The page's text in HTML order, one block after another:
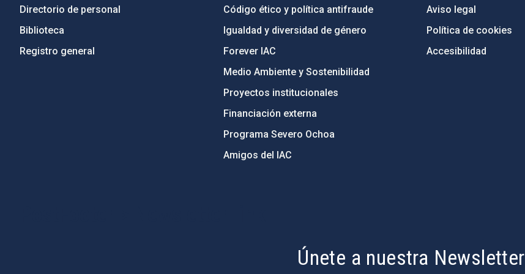
Directorio de personal
Biblioteca
Registro general
Código ético y política antifraude
Igualdad y diversidad de género
Forever IAC
Medio Ambiente y Sostenibilidad
Proyectos institucionales
Financiación externa
Programa Severo Ochoa
Amigos del IAC
Aviso legal
Política de cookies
Accesibilidad
Únete a nuestra Newsletter